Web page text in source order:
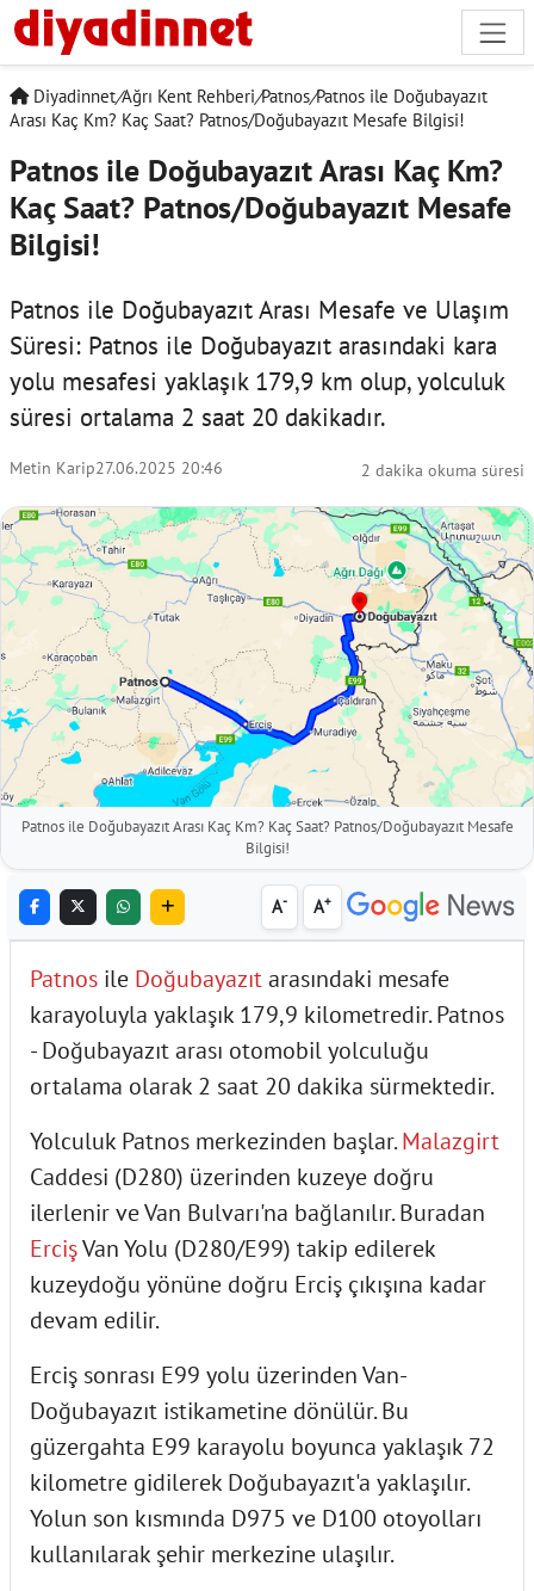
Diyadinnet/Ağrı Kent Rehberi/Patnos/Patnos ile Doğubayazıt
Arası Kaç Km? Kaç Saat? Patnos/Doğubayazıt Mesafe Bilgisi!
Patnos ile Doğubayazıt Arası Kaç Km?
Kaç Saat? Patnos/Doğubayazıt Mesafe
Bilgisi!
Patnos ile Doğubayazıt Arası Mesafe ve Ulaşım
Süresi: Patnos ile Doğubayazıt arasındaki kara
yolu mesafesi yaklaşık 179,9 km olup, yolculuk
süresi ortalama 2 saat 20 dakikadır.
Metin Karip27.06.2025 20:46 2 dakika okuma süresi
Patnos ile Doğubayazıt Arası Kaç Km? Kaç Saat? Patnos/Doğubayazıt Mesafe
Bilgisi!
A- A+
Patnos ile Doğubayazıtarasındaki mesafe
karayoluyla yaklaşık 179,9 kilometredir. Patnos
- Doğubayazıt arası otomobil yolculuğu
ortalama olarak 2 saat 20 dakika sürmektedir.
Yolculuk Patnos merkezinden başlar.Malazgirt
Caddesi (D280) üzerinden kuzeye doğru
ilerlenir ve Van Bulvarı'na bağlanılır. Buradan
ErcişVan Yolu (D280/E99) takip edilerek
kuzeydoğu yönüne doğru Erciş çıkışına kadar
devam edilir.
Erciş sonrası E99 yolu üzerinden Van-
Doğubayazıt istikametine dönülür. Bu
güzergahta E99 karayolu boyunca yaklaşık 72
kilometre gidilerek Doğubayazıt'a yaklaşılır.
Yolun son kısmında D975 ve D100 otoyolları
kullanılarak şehir merkezine ulaşılır.